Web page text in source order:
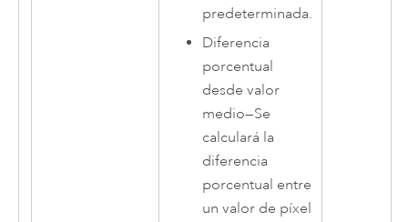
predeterminada.
Diferencia
porcentual
desde valor
medio—Se
calculará la
diferencia
porcentual entre
un valor de píxel